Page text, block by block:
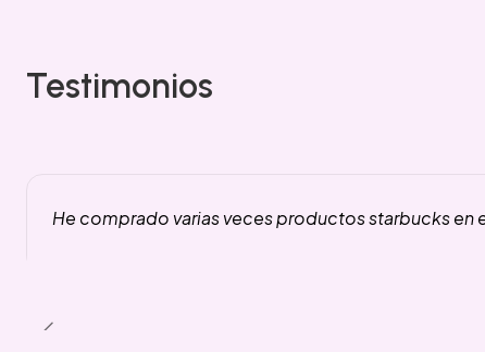
Testimonios
He comprado varias veces productos starbucks